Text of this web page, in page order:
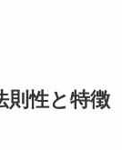
則性と特徴